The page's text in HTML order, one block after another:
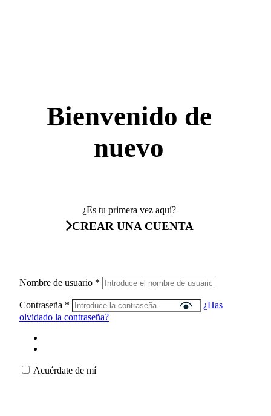
Bienvenido de
nuevo
¿Es tu primera vez aquí?
CREAR UNA CUENTA
Nombre de usuario *
Contraseña *
¿Has
olvidado la contraseña?
Acuérdate de mí